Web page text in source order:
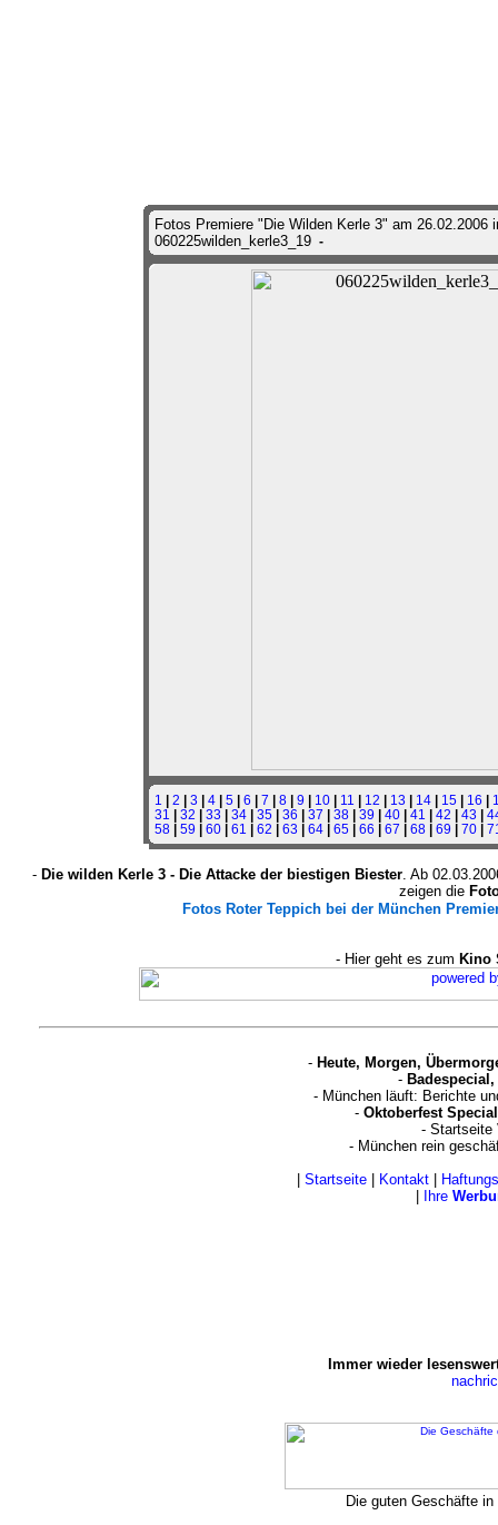
Fotos Premiere "Die Wilden Kerle 3" am
060225wilden_kerle3_19 -
1 | 2 | 3 | 4| 5| 6 | 7 | 8| 9 | 10| 11 | 12 | 13 | 14| 15| 16 |
31 | 32 | 33 | 34| 35| 36 | 37 | 38| 39 | 40| 41 | 42 | 43 |
58| 59 | 60| 61 | 62 | 63 | 64| 65| 66 | 67 | 68| 69 | 70|
- Die wilden Kerle 3 - Die Attacke der biestigen Biester. Ab
zeigen die
Fotos Roter Teppich bei der München
- Hier geht es zum Kino
- Heute, Morgen,
-
- München läuft: Berichte
- Oktoberfest Special
- Startseite
- München rein
Startseite Kontakt
Ihre
Immer wieder
Die guten Geschäfte